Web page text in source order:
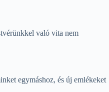
való vita nem
egymáshoz, és új emlékeket